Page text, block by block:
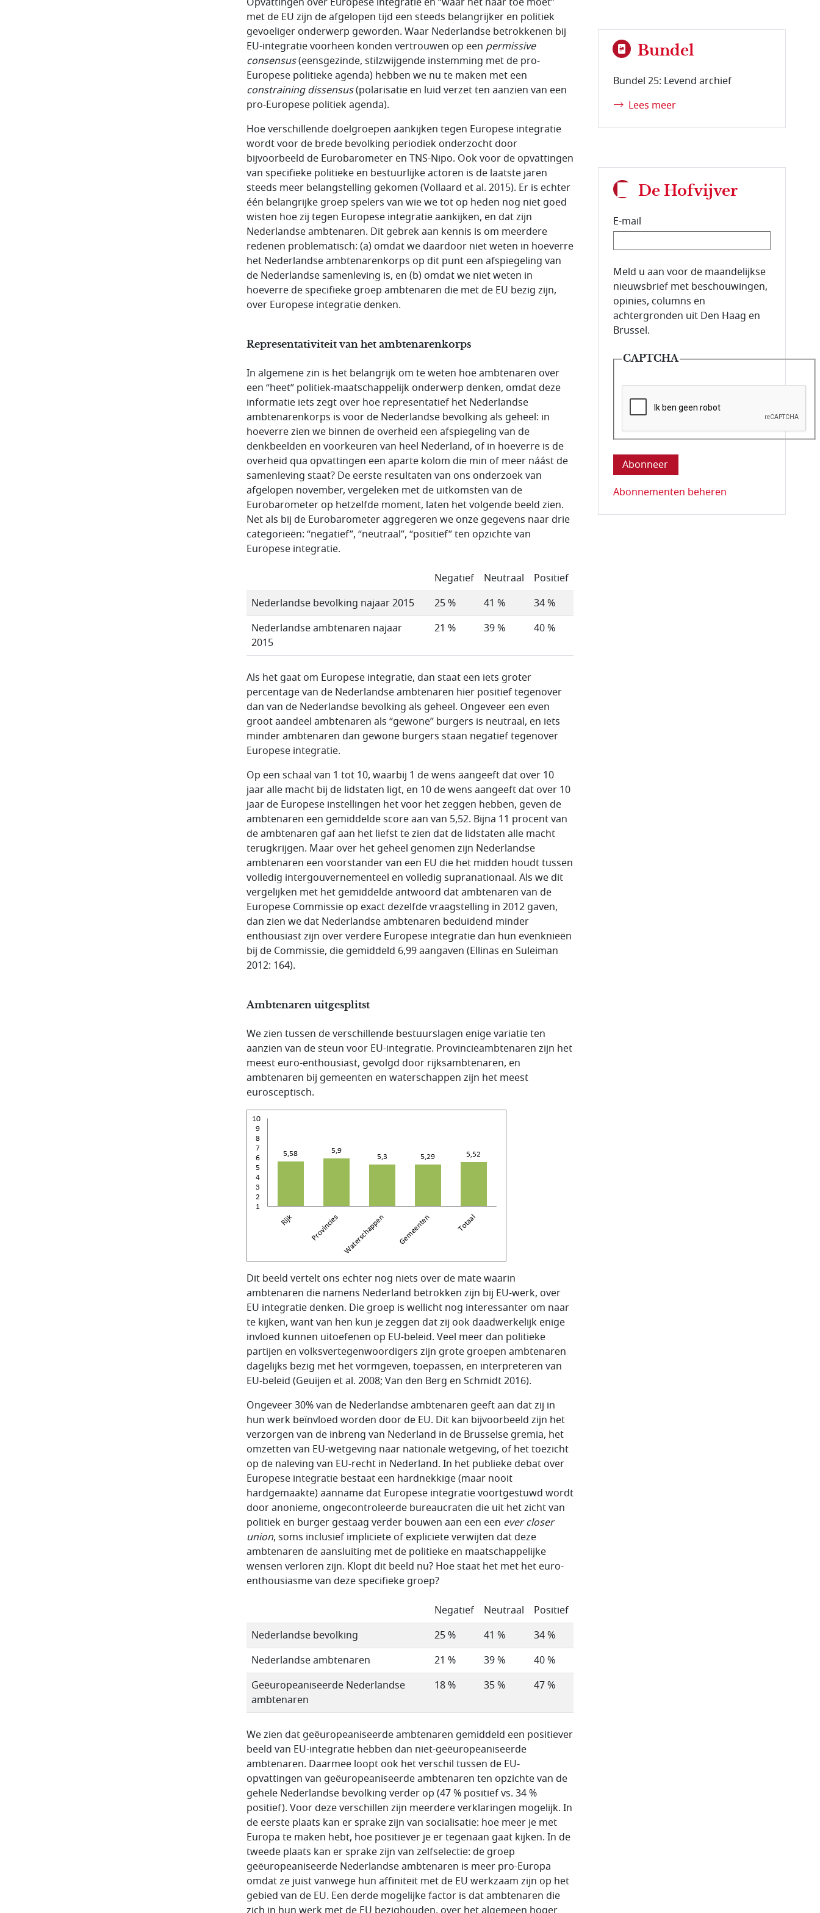
met de EU zijn de afgelopen tijd een steeds belangrijker en politiek
gevoeliger onderwerp geworden. Waar Nederlandse betrokkenen bij
EU-integratie voorheen konden vertrouwen op een permissive
consensus(eensgezinde, stilzwijgende instemming met de pro-
Europese politieke agenda) hebben we nu te maken met een
constraining dissensus(polarisatie en luid verzet ten aanzien van een
pro-Europese politiek agenda).
Hoe verschillende doelgroepen aankijken tegen Europese integratie
wordt voor de brede bevolking periodiek onderzocht door
bijvoorbeeld de Eurobarometer en TNS-Nipo. Ook voor de opvattingen
van specifieke politieke en bestuurlijke actoren is de laatste jaren
steeds meer belangstelling gekomen (Vollaard et al. 2015). Er is echter
één belangrijke groep spelers van wie we tot op heden nog niet goed
wisten hoe zij tegen Europese integratie aankijken, en dat zijn
Nederlandse ambtenaren. Dit gebrek aan kennis is om meerdere
redenen problematisch: (a) omdat we daardoor niet weten in hoeverre
het Nederlandse ambtenarenkorps op dit punt een afspiegeling van
de Nederlandse samenleving is, en (b) omdat we niet weten in
hoeverre de specifieke groep ambtenaren die met de EU bezig zijn,
over Europese integratie denken.
Representativiteit van het ambtenarenkorps
In algemene zin is het belangrijk om te weten hoe ambtenaren over
een “heet” politiek-maatschappelijk onderwerp denken, omdat deze
informatie iets zegt over hoe representatief het Nederlandse
ambtenarenkorps is voor de Nederlandse bevolking als geheel: in
hoeverre zien we binnen de overheid een afspiegeling van de
denkbeelden en voorkeuren van heel Nederland, of in hoeverre is de
overheid qua opvattingen een aparte kolom die min of meer náást de
samenleving staat? De eerste resultaten van ons onderzoek van
afgelopen november, vergeleken met de uitkomsten van de
Eurobarometer op hetzelfde moment, laten het volgende beeld zien.
Net als bij de Eurobarometer aggregeren we onze gegevens naar drie
categorieën: “negatief”, “neutraal”, “positief” ten opzichte van
Europese integratie.
Negatief
Neutraal
Positief
Nederlandse bevolking najaar 2015
25 % 41 %
34 %
Nederlandse ambtenaren najaar
2015
21 % 39 % 40 %
Als het gaat om Europese integratie, dan staat een iets groter
percentage van de Nederlandse ambtenaren hier positief tegenover
dan van de Nederlandse bevolking als geheel. Ongeveer een even
groot aandeel ambtenaren als “gewone” burgers is neutraal, en iets
minder ambtenaren dan gewone burgers staan negatief tegenover
Europese integratie.
Op een schaal van 1 tot 10, waarbij 1 de wens aangeeft dat over 10
jaar alle macht bij de lidstaten ligt, en 10 de wens aangeeft dat over 10
jaar de Europese instellingen het voor het zeggen hebben, geven de
ambtenaren een gemiddelde score aan van 5,52. Bijna 11 procent van
de ambtenaren gaf aan het liefst te zien dat de lidstaten alle macht
terugkrijgen. Maar over het geheel genomen zijn Nederlandse
ambtenaren een voorstander van een EU die het midden houdt tussen
volledig intergouvernementeel en volledig supranationaal. Als we dit
vergelijken met het gemiddelde antwoord dat ambtenaren van de
Europese Commissie op exact dezelfde vraagstelling in 2012 gaven,
dan zien we dat Nederlandse ambtenaren beduidend minder
enthousiast zijn over verdere Europese integratie dan hun evenknieën
bij de Commissie, die gemiddeld 6,99 aangaven (Ellinas en Suleiman
2012: 164).
Ambtenaren uitgesplitst
We zien tussen de verschillende bestuurslagen enige variatie ten
aanzien van de steun voor EU-integratie. Provincieambtenaren zijn het
meest euro-enthousiast, gevolgd door rijksambtenaren, en
ambtenaren bij gemeenten en waterschappen zijn het meest
eurosceptisch.
Dit beeld vertelt ons echter nog niets over de mate waarin
ambtenaren die namens Nederland betrokken zijn bij EU-werk, over
EU integratie denken. Die groep is wellicht nog interessanter om naar
te kijken, want van hen kun je zeggen dat zij ook daadwerkelijk enige
invloed kunnen uitoefenen op EU-beleid. Veel meer dan politieke
partijen en volksvertegenwoordigers zijn grote groepen ambtenaren
dagelijks bezig met het vormgeven, toepassen, en interpreteren van
EU-beleid (Geuijen et al. 2008; Van den Berg en Schmidt 2016).
Ongeveer 30% van de Nederlandse ambtenaren geeft aan dat zij in
hun werk beïnvloed worden door de EU. Dit kan bijvoorbeeld zijn het
verzorgen van de inbreng van Nederland in de Brusselse gremia, het
omzetten van EU-wetgeving naar nationale wetgeving, of het toezicht
op de naleving van EU-recht in Nederland. In het publieke debat over
Europese integratie bestaat een hardnekkige (maar nooit
hardgemaakte) aanname dat Europese integratie voortgestuwd wordt
door anonieme, ongecontroleerde bureaucraten die uit het zicht van
politiek en burger gestaag verder bouwen aan een een ever closer
union, soms inclusief impliciete of expliciete verwijten dat deze
ambtenaren de aansluiting met de politieke en maatschappelijke
wensen verloren zijn. Klopt dit beeld nu? Hoe staat het met het euro-
enthousiasme van deze specifieke groep?
Negatief
Neutraal
Positief
Nederlandse bevolking
25 % 41 %
34 %
Nederlandse ambtenaren
21 % 39 %
40 %
Geëuropeaniseerde Nederlandse
ambtenaren
18 % 35 % 47 %
We zien dat geëuropeaniseerde ambtenaren gemiddeld een positiever
beeld van EU-integratie hebben dan niet-geëuropeaniseerde
ambtenaren. Daarmee loopt ook het verschil tussen de EU-
opvattingen van geëuropeaniseerde ambtenaren ten opzichte van de
gehele Nederlandse bevolking verder op (47 % positief vs. 34 %
positief). Voor deze verschillen zijn meerdere verklaringen mogelijk. In
de eerste plaats kan er sprake zijn van socialisatie: hoe meer je met
Europa te maken hebt, hoe positiever je er tegenaan gaat kijken. In de
tweede plaats kan er sprake zijn van zelfselectie: de groep
geëuropeaniseerde Nederlandse ambtenaren is meer pro-Europa
omdat ze juist vanwege hun affiniteit met de EU werkzaam zijn op het
gebied van de EU. Een derde mogelijke factor is dat ambtenaren die
Bundel
Bundel 25: Levend archief
Lees meer
De Hofvijver
E-mail
E-mailadres van de abonnee.
Meld u aan voor de maandelijkse
nieuwsbrief met beschouwingen,
opinies, columns en
achtergronden uit Den Haag en
Brussel.
CAPTCHA
Deze vraag is om te controleren dat u
Abonnementen beheren